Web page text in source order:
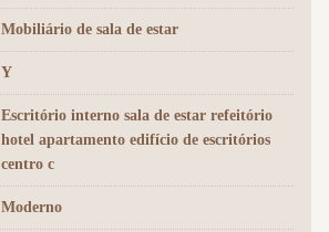
Mobiliário de sala de estar
Y
Escritório interno sala de estar refeitório
hotel apartamento edifício de escritórios
centro c
Moderno